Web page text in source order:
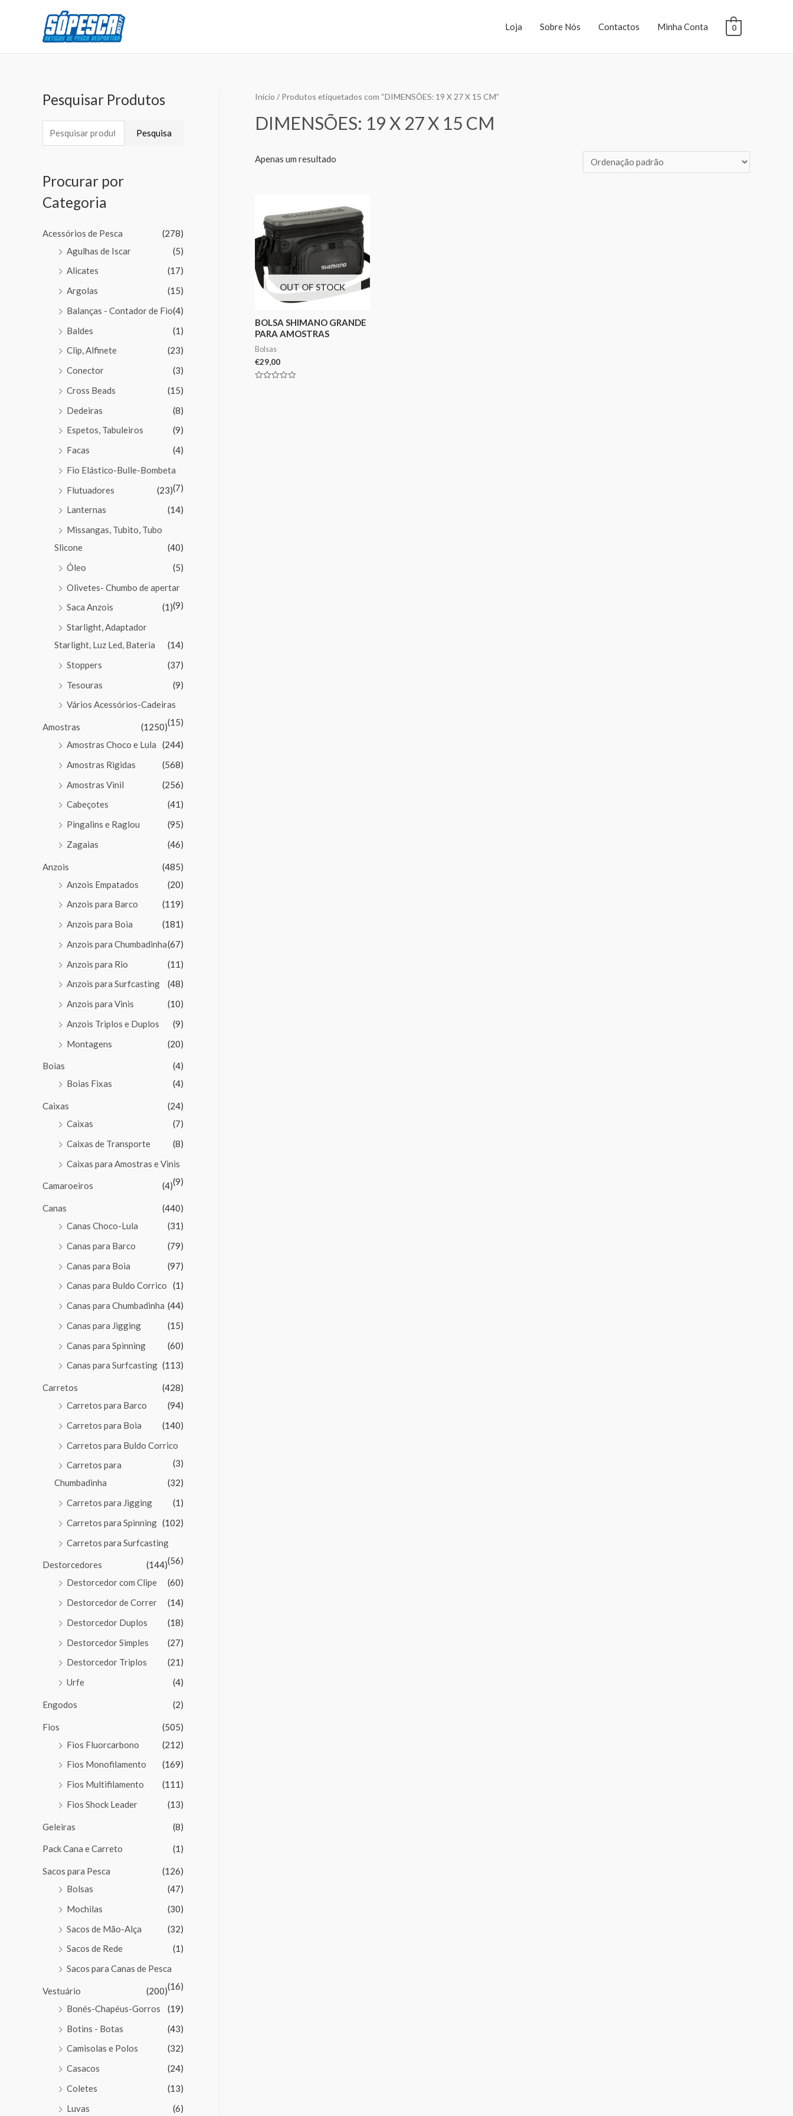
Loja Sobre Nós Contactos Minha Conta 0
Pesquisar Produtos
Pesquisa
Procurar por
Categoria
Acessórios de Pesca
(278)
Agulhas de Iscar
(5)
Alicates
(17)
Argolas
(15)
Balanças - Contador de Fio(4)
Baldes
(1)
Clip, Alfinete
(23)
Conector
(3)
Cross Beads
(15)
Dedeiras
(8)
Espetos, Tabuleiros
(9)
Facas
(4)
Fio Elástico-Bulle-Bombeta
(7)
Flutuadores
(23)
Lanternas
(14)
Missangas, Tubito, Tubo
Slicone
(40)
Óleo
(5)
Olivetes- Chumbo de apertar
(9)
Saca Anzois
(1)
Starlight, Adaptador
Starlight, Luz Led, Bateria
(14)
Stoppers
(37)
Tesouras
(9)
Vários Acessórios-Cadeiras
(15)
Amostras
(1250)
Amostras Choco e Lula
(244)
Amostras Rigidas
(568)
Amostras Vinil
(256)
Cabeçotes
(41)
Pingalins e Raglou
(95)
Zagaias
(46)
Anzois
(485)
Anzois Empatados
(20)
Anzois para Barco
(119)
Anzois para Boia
(181)
Anzois para Chumbadinha(67)
Anzois para Rio
(11)
Anzois para Surfcasting
(48)
Anzois para Vinis
(10)
Anzois Triplos e Duplos
(9)
Montagens
(20)
Boias
(4)
Boias Fixas
(4)
Caixas
(24)
Caixas
(7)
Caixas de Transporte
(8)
Caixas para Amostras e Vinis
(9)
Camaroeiros (4)
Canas
(440)
Canas Choco-Lula
(31)
Canas para Barco
(79)
Canas para Boia
(97)
Canas para Buldo Corrico
(1)
Canas para Chumbadinha (44)
Canas para Jigging
(15)
Canas para Spinning
(60)
Canas para Surfcasting (113)
Carretos
(428)
Carretos para Barco
(94)
Carretos para Boia
(140)
Carretos para Buldo Corrico
(3)
Carretos para
Chumbadinha
(32)
Carretos para Jigging
(1)
Carretos para Spinning (102)
Carretos para Surfcasting
(56)
Destorcedores
(144)
Destorcedor com Clipe
(60)
Destorcedor de Correr
(14)
Destorcedor Duplos
(18)
Destorcedor Simples
(27)
Destorcedor Triplos
(21)
Urfe
(4)
Engodos (2)
Fios
(505)
Fios Fluorcarbono
(212)
Fios Monofilamento
(169)
Fios Multifilamento
(111)
Fios Shock Leader
(13)
Geleiras (8)
Pack Cana e Carreto (1)
Sacos para Pesca
(126)
Bolsas
(47)
Mochilas
(30)
Sacos de Mão-Alça
(32)
Sacos de Rede
(1)
Sacos para Canas de Pesca
(16)
Vestuário
(200)
Bonés-Chapéus-Gorros
(19)
Botins - Botas
(43)
Camisolas e Polos
(32)
Casacos
(24)
Coletes
(13)
Luvas
(6)
Início / Produtos etiquetados com “DIMENSÕES: 19 X 27 X 15 CM”
DIMENSÕES: 19 X 27 X 15 CM
Apenas um resultado
OUT OF STOCK
BOLSA SHIMANO GRANDE
PARA AMOSTRAS
Bolsas
€29,00